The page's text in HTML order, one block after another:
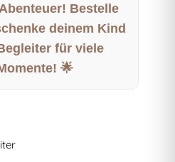
Bestelle
deinem Kind
für viele
🌟